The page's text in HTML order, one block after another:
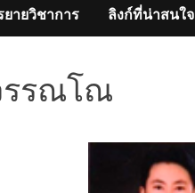
ยายวิชาการ ลิงก์ที่น่าสนใจ
รรณโณ